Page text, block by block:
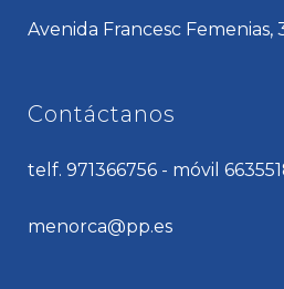
Avenida Francesc
Contáctanos
telf. 971366756 - móvil
menorca@pp.es